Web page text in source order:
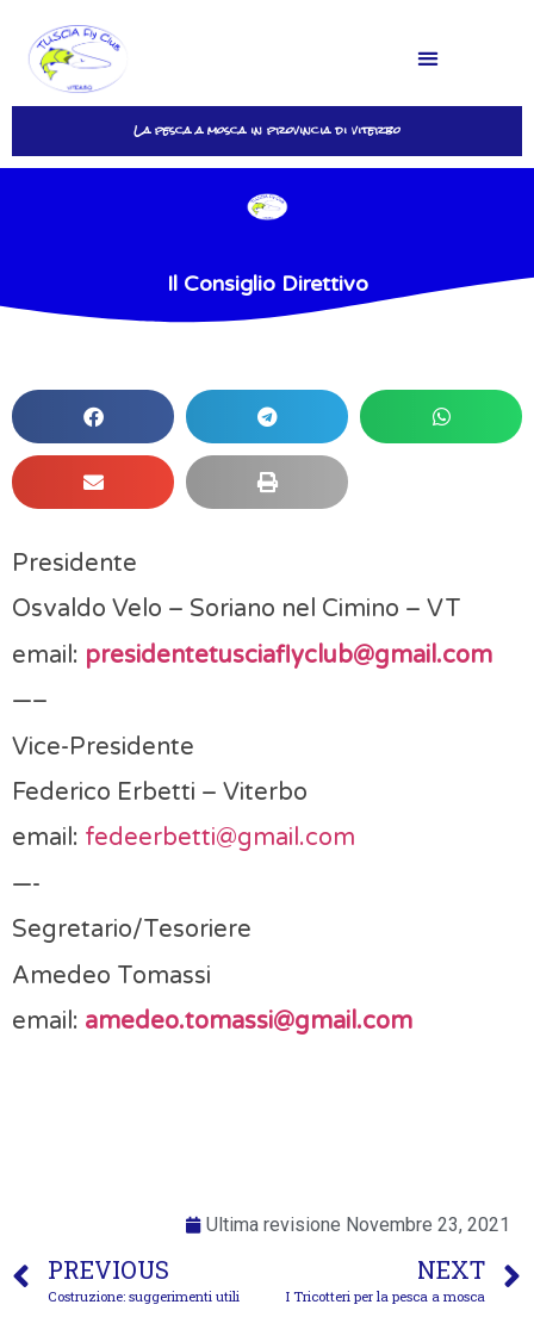
La pesca a mosca in provincia di viterbo
Il Consiglio Direttivo
Presidente
Osvaldo Velo – Soriano nel Cimino – VT
email: presidentetusciaflyclub@gmail.com
—–
Vice-Presidente
Federico Erbetti – Viterbo
email: fedeerbetti@gmail.com
—-
Segretario/Tesoriere
Amedeo Tomassi
email: amedeo.tomassi@gmail.com
Ultima revisione Novembre 23, 2021
PREVIOUS
Costruzione: suggerimenti utili
NEXT
I Tricotteri per la pesca a mosca